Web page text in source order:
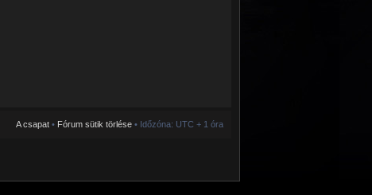
A csapat • Fórum sütik törlése • Időzóna: UTC + 1 óra